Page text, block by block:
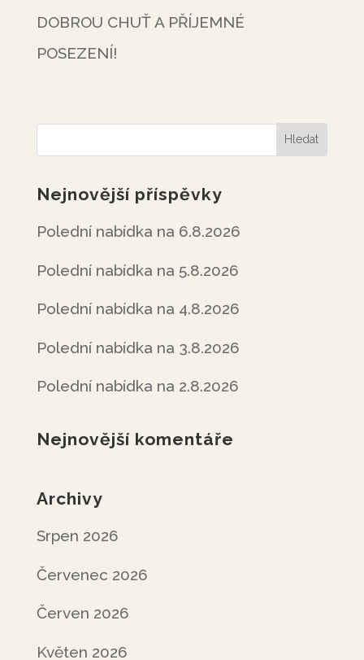
DOBROU CHUŤ A PŘÍJEMNÉ
POSEZENÍ!
Nejnovější příspěvky
Polední nabídka na 6.8.2026
Polední nabídka na 5.8.2026
Polední nabídka na 4.8.2026
Polední nabídka na 3.8.2026
Polední nabídka na 2.8.2026
Nejnovější komentáře
Archivy
Srpen 2026
Červenec 2026
Červen 2026
Květen 2026